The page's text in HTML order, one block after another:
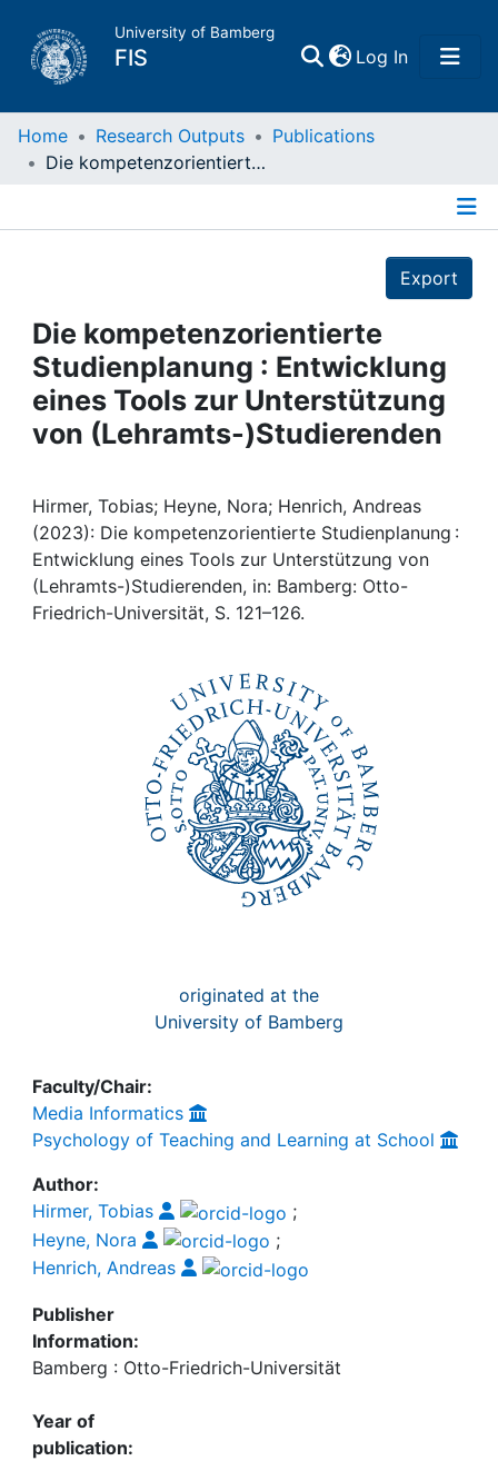
University of Bamberg
FIS Log In(current)
Home
Projects
People
Institutions
Awards
My FIS
Help
Home Research Outputs
Publications
Die kompetenzorientierte Studienplanung : Entwicklung eines Tools zur Unterstützung von (Lehramts-)Studierenden
Export
Die kompetenzorientierte
Studienplanung : Entwicklung
eines Tools zur Unterstützung
von (Lehramts-)Studierenden
Hirmer, Tobias; Heyne, Nora; Henrich, Andreas
(2023): Die kompetenzorientierte Studienplanung :
Entwicklung eines Tools zur Unterstützung von
(Lehramts-)Studierenden, in: Bamberg: Otto-
Friedrich-Universität, S. 121–126.
originated at the
University of Bamberg
Faculty/Chair:
Media Informatics
Psychology of Teaching and Learning at School
Author:
Hirmer, Tobias
;
Heyne, Nora
;
Henrich, Andreas
Publisher
Information:
Bamberg : Otto-Friedrich-Universität
Year of
publication: